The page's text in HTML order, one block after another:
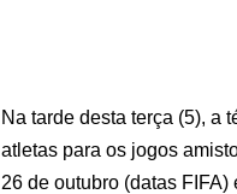
Na tarde desta terça (5), a
atletas para os jogos
26 de outubro (datas